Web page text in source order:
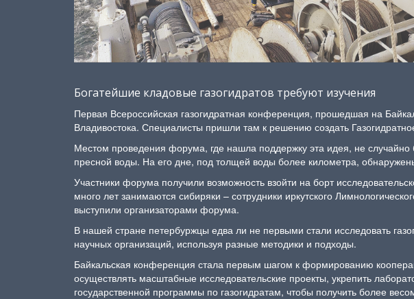
Богатейшие кладовые газогидратов требуют изучения
Первая Всероссийская газогидратная конференция, прошедшая на
Владивостока. Специалисты пришли там к решению создать
Местом проведения форума, где нашла поддержку эта идея, не
пресной воды. На его дне, под толщей воды более километра,
Участники форума получили возможность взойти на борт
много лет занимаются сибиряки – сотрудники иркутского
выступили организаторами форума.
В нашей стране петербуржцы едва ли не первыми стали исследовать
научных организаций, используя разные методики и подходы.
Байкальская конференция стала первым шагом к формированию
осуществлять масштабные исследовательские проекты, укрепить
государственной программы по газогидратам, чтобы получить более